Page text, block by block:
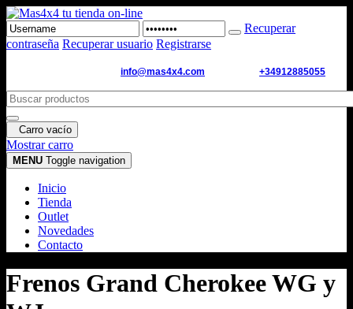
Recuperar
contraseña Recuperar usuario Registrarse
info@mas4x4.com +34912885055
Carro vacío
Mostrar carro
MENU Toggle navigation
Inicio
Tienda
Outlet
Novedades
Contacto
Frenos Grand Cherokee WG y